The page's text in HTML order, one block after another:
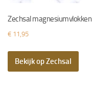
Zechsal magnesiumvlokken
€ 11,95
Bekijk op Zechsal